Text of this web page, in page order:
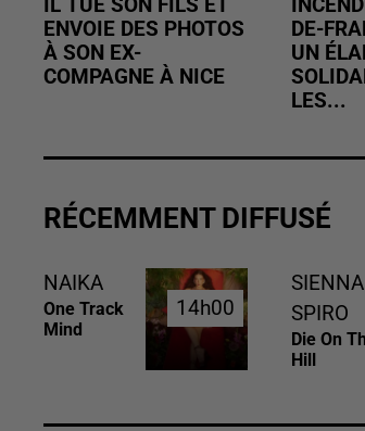
IL TUE SON FILS ET
ENVOIE DES PHOTOS
À SON EX-
COMPAGNE À NICE
DE-
UN
LES...
RÉCEMMENT DIFFUSÉ
NAIKA
One Track
Mind
14h00
14h00
SIENNA
SPIRO
Die On
Hill